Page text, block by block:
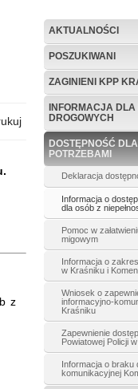
z
AKTUALNOŚCI
POSZUKIWANI
ZAGINIENI KPP
INFORMACJA DLA
DROGOWYCH
DOSTĘPNOŚĆ
POTRZEBAMI
Deklaracja
Informacja o
dla osób z
Pomoc w
migowym
Informacja o
w Kraśniku i
Wniosek o
informacyjno-
Kraśniku
Zapewnienie
Powiatowej Policji
Informacja o braku
komunikacyjnej